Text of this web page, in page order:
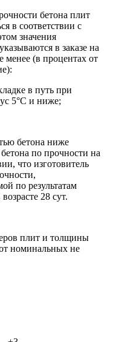
бетона плит
в соответствии с
значения
в заказе на
менее (в процентах от
в путь при
5°С и ниже;
бетона ниже
по прочности на
что изготовитель
по результатам
28 сут.
плит и толщины
номинальных не